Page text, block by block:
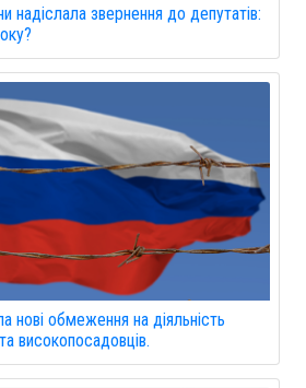
надіслала звернення до депутатів:
нові обмеження на діяльність
високопосадовців.